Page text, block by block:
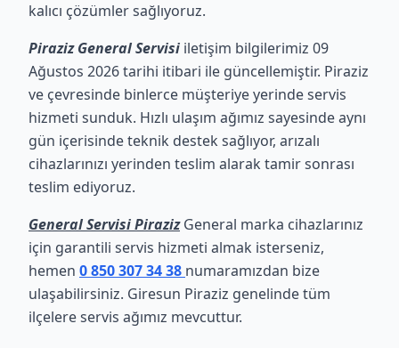
kalıcı çözümler sağlıyoruz.
Piraziz General Servisi iletişim bilgilerimiz 09
Ağustos 2026 tarihi itibari ile güncellemiştir. Piraziz
ve çevresinde binlerce müşteriye yerinde servis
hizmeti sunduk. Hızlı ulaşım ağımız sayesinde aynı
gün içerisinde teknik destek sağlıyor, arızalı
cihazlarınızı yerinden teslim alarak tamir sonrası
teslim ediyoruz.
General Servisi PirazizGeneral marka cihazlarınız
için garantili servis hizmeti almak isterseniz,
hemen 0 850 307 34 38 numaramızdan bize
ulaşabilirsiniz. Giresun Piraziz genelinde tüm
ilçelere servis ağımız mevcuttur.